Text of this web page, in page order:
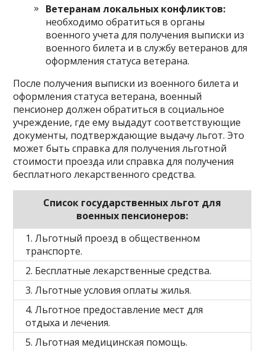
Ветеранам локальных конфликтов:
необходимо обратиться в органы
военного учета для получения выписки из
военного билета и в службу ветеранов для
оформления статуса ветерана.
После получения выписки из военного билета и
оформления статуса ветерана, военный
пенсионер должен обратиться в социальное
учреждение, где ему выдадут соответствующие
документы, подтверждающие выдачу льгот. Это
может быть справка для получения льготной
стоимости проезда или справка для получения
бесплатного лекарственного средства.
Список государственных льгот для
военных пенсионеров:
1. Льготный проезд в общественном
транспорте.
2. Бесплатные лекарственные средства.
3. Льготные условия оплаты жилья.
4. Льготное предоставление мест для
отдыха и лечения.
5. Льготная медицинская помощь.